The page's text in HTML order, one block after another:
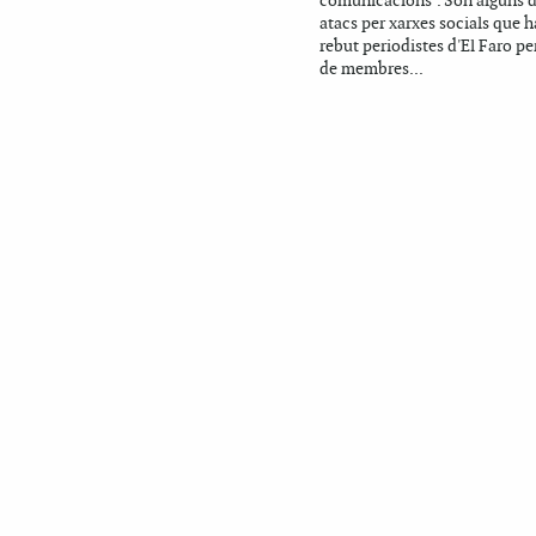
atacs per xarxes socials que
rebut periodistes d'El Faro
de membres...